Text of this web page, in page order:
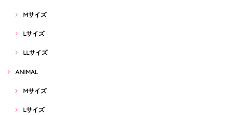
Mサイズ
Lサイズ
LLサイズ
ANIMAL
Mサイズ
Lサイズ